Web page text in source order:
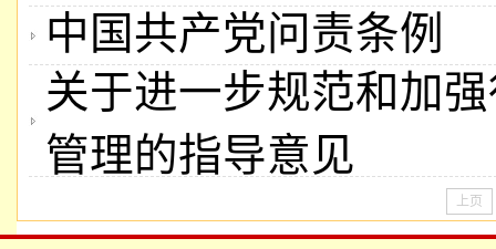
中国共产党问责条例
关于进一步规范和加
管理的指导意见
上页